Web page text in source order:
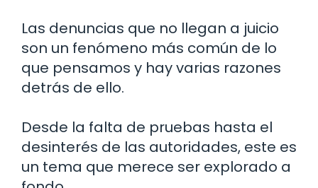
Las denuncias que no llegan a juicio
son un fenómeno más común de lo
que pensamos y hay varias razones
detrás de ello.
Desde la falta de pruebas hasta el
desinterés de las autoridades, este es
un tema que merece ser explorado a